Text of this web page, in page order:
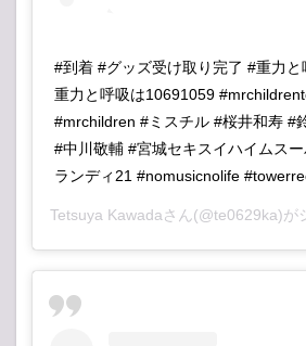
#到着 #グッズ受け取り完了 #重力
重力と呼吸は10691059
#mrchildren #ミスチル #桜井和寿 #
#中川敬輔 #宮城セキスイハイムス
ランディ21 #nomusicnolife
Tetsuya Kawadaさん(@te0629ka)が